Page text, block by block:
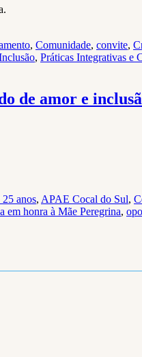
, Comunidade, convite,
, Práticas Integrativas e
de amor e
anos, APAE Cocal do Sul,
em honra à Mãe Peregrina,